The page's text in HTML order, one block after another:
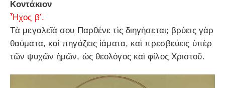
Κοντάκιον
Ἦχος β’.
Τὰ μεγαλεῖά σου Παρθένε τὶς διηγήσεται; βρύεις γὰρ
θαύματα, καὶ πηγάζεις ἰάματα, καὶ πρεσβεύεις ὑπὲρ
τῶν ψυχῶν ἡμῶν, ὡς θεολόγος καὶ φίλος Χριστοῦ.